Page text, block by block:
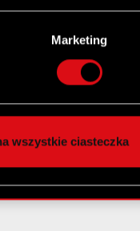
(fingerprinting,
preferencje w
chwili.
i
innymi danymi
z naszej witryny,
Marketing
wszystkie ciasteczka